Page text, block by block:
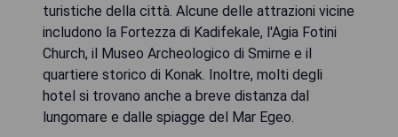
turistiche della città. Alcune delle attrazioni vicine
includono la Fortezza di Kadifekale, l'Agia Fotini
Church, il Museo Archeologico di Smirne e il
quartiere storico di Konak. Inoltre, molti degli
hotel si trovano anche a breve distanza dal
lungomare e dalle spiagge del Mar Egeo.